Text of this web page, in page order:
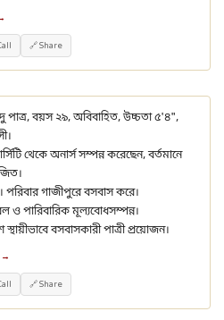
🔗 Share
পাত্র, বয়স ২৯, অবিবাহিত, উচ্চতা ৫'৪",
থেকে অনার্স সম্পন্ন করেছেন, বর্তমানে
পরিবার গাজীপুরে বসবাস করে।
ও পারিবারিক মূল্যবোধসম্পন্ন।
বসবাসকারী পাত্রী প্রয়োজন।
→
🔗 Share